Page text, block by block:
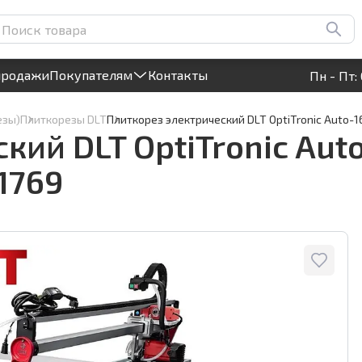
Круглосуточный! Прием заявок на сайте
Покупателям Контакты Пн - Пт:
1600, рез до 1600мм, с
3
Плиткорезы DLTПлиткорез электрический DLT OptiTronic
DLT OptiTronic